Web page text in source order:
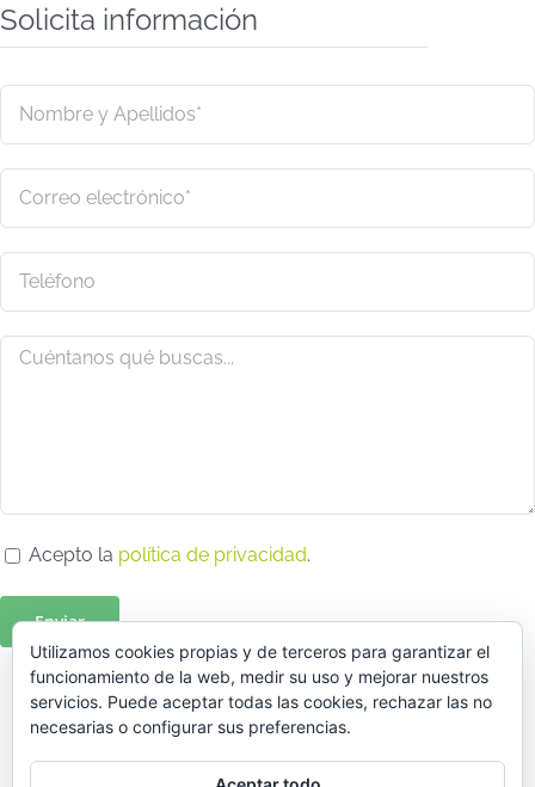
Solicita información
Acepto la política de privacidad.
Utilizamos cookies propias y de terceros para garantizar el
funcionamiento de la web, medir su uso y mejorar nuestros
servicios. Puede aceptar todas las cookies, rechazar las no
necesarias o configurar sus preferencias.